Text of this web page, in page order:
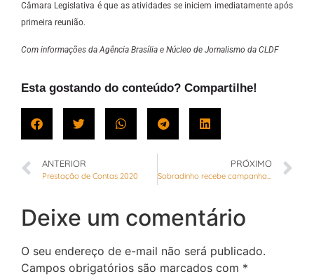
Câmara Legislativa é que as atividades se iniciem imediatamente após
primeira reunião.
Com informações da Agência Brasília e Núcleo de Jornalismo da CLDF
Esta gostando do conteúdo? Compartilhe!
ANTERIOR
Prestação de Contas 2020
PRÓXIMO
Sobradinho recebe campanha contra arboviroses
Deixe um comentário
O seu endereço de e-mail não será publicado.
Campos obrigatórios são marcados com *